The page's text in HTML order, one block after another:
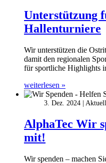
Unterstützung
Hallenturniere
Wir unterstützen die
damit den regionalen
für sportliche Highlights
weiterlesen »
3. Dez. 2024
AlphaTec Wir
mit!
Wir spenden – machen